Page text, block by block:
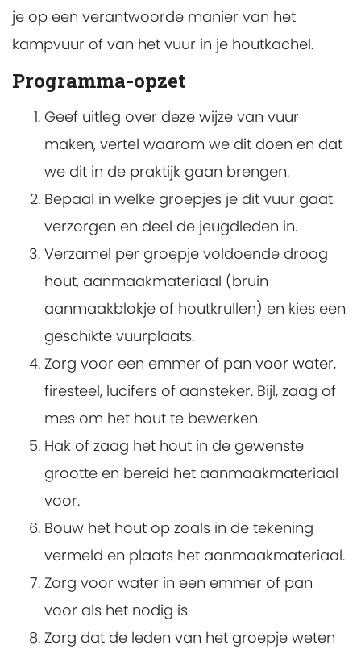
je op een verantwoorde manier van het
kampvuur of van het vuur in je houtkachel.
Programma-opzet
Geef uitleg over deze wijze van vuur
maken, vertel waarom we dit doen en dat
we dit in de praktijk gaan brengen.
Bepaal in welke groepjes je dit vuur gaat
verzorgen en deel de jeugdleden in.
Verzamel per groepje voldoende droog
hout, aanmaakmateriaal (bruin
aanmaakblokje of houtkrullen) en kies een
geschikte vuurplaats.
Zorg voor een emmer of pan voor water,
firesteel, lucifers of aansteker. Bijl, zaag of
mes om het hout te bewerken.
Hak of zaag het hout in de gewenste
grootte en bereid het aanmaakmateriaal
voor.
Bouw het hout op zoals in de tekening
vermeld en plaats het aanmaakmateriaal.
Zorg voor water in een emmer of pan
voor als het nodig is.
Zorg dat de leden van het groepje weten